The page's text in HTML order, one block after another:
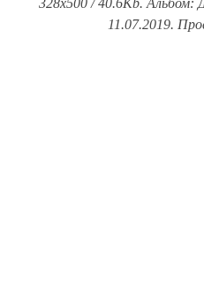
328x500 / 40.6Kb. Альбом:
11.07.2019.